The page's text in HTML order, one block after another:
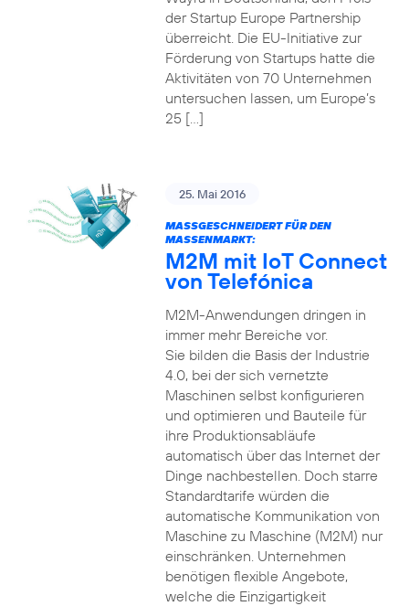
der Startup Europe Partnership
überreicht. Die EU-Initiative zur
Förderung von Startups hatte die
Aktivitäten von 70 Unternehmen
untersuchen lassen, um Europe’s
25 […]
25. Mai 2016
MASSGESCHNEIDERT FÜR DEN M
ASSENMARKT:
M2M mit IoT Connect
von Telefónica
M2M-Anwendungen dringen in
immer mehr Bereiche vor.
Sie bilden die Basis der Industrie
4.0, bei der sich vernetzte
Maschinen selbst konfigurieren
und optimieren und Bauteile für
ihre Produktionsabläufe
automatisch über das Internet der
Dinge nachbestellen. Doch starre
Standardtarife würden die
automatische Kommunikation von
Maschine zu Maschine (M2M) nur
einschränken. Unternehmen
benötigen flexible Angebote,
welche die Einzigartigkeit